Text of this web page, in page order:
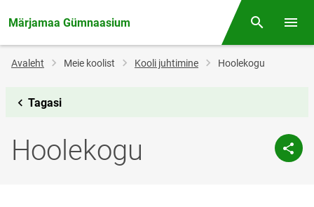
Märjamaa Gümnaasium Otsing
Jälglink
Avaleht Meie koolist Kooli juhtimine Hoolekogu
Hoolekogu
Tagasi